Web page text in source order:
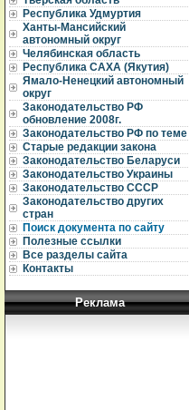
Республика Удмуртия
Ханты-Мансийский
автономный округ
Челябинская область
Республика САХА (Якутия)
Ямало-Ненецкий автономный
округ
Законодательство РФ
обновление 2008г.
Законодательство РФ по теме
Старые редакции закона
Законодательство Беларуси
Законодательство Украины
Законодательство СССР
Законодательство других
стран
Поиск документа по сайту
Полезные ссылки
Все разделы сайта
Контакты
Реклама